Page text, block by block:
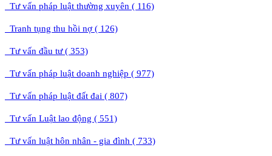
Tư vấn pháp luật thường xuyên ( 116)
Tranh tụng thu hồi nợ ( 126)
Tư vấn đầu tư ( 353)
Tư vấn pháp luật doanh nghiệp ( 977)
Tư vấn pháp luật đất đai ( 807)
Tư vấn Luật lao động ( 551)
Tư vấn luật hôn nhân - gia đình ( 733)